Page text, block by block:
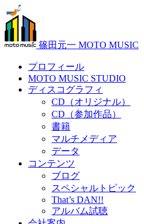
篠田元一 MOTO MUSIC
プロフィール
MOTO MUSIC STUDIO
ディスコグラフィ
CD（オリジナル）
CD（参加作品）
書籍
マルチメディア
データ
コンテンツ
ブログ
スペシャルトピック
That’s DAN!!
アルバム試聴